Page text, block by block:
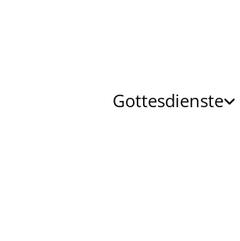
Gottesdienste